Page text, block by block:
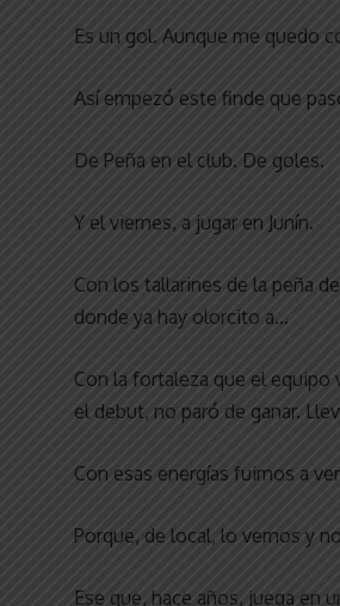
Es un gol. Aunque me quedo
Así empezó este finde que
De Peña en el club. De goles.
Y el viernes, a jugar en Junín.
Con los tallarines de la peña
donde ya hay olorcito a…
Con la fortaleza que el
el debut, no paró de ganar.
Con esas energías fuimos a
Porque, de local, lo vemos y
Ese que, hace años, juega en